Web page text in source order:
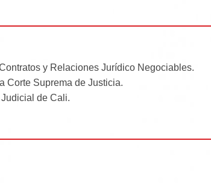
y Relaciones Jurídico Negociables.
Corte Suprema de Justicia.
de Cali.